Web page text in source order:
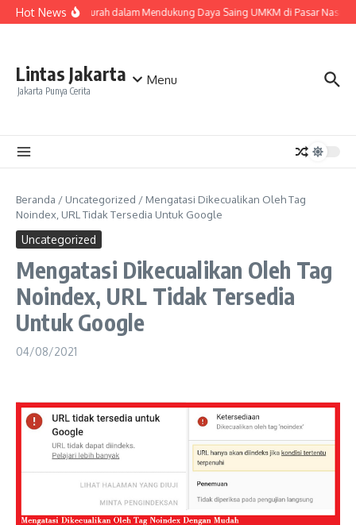
Lewati ke konten
Hot News
Peran Ekspedisi Murah dalam Mendukung Daya Saing UMKM di Pasar
Lintas Jakarta
Jakarta Punya Cerita
Menu
Beranda / Uncategorized / Mengatasi Dikecualikan Oleh Tag
Noindex, URL Tidak Tersedia Untuk Google
Uncategorized
Mengatasi Dikecualikan Oleh Tag
Noindex, URL Tidak Tersedia
Untuk Google
04/08/2021